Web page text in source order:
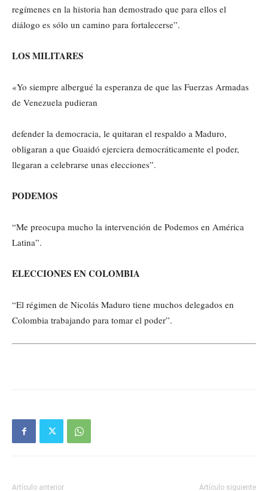
regímenes en la historia han demostrado que para ellos el
diálogo es sólo un camino para fortalecerse”.
LOS MILITARES
«Yo siempre albergué la esperanza de que las Fuerzas Armadas
de Venezuela pudieran
defender la democracia, le quitaran el respaldo a Maduro,
obligaran a que Guaidó ejerciera democráticamente el poder,
llegaran a celebrarse unas elecciones”.
PODEMOS
“Me preocupa mucho la intervención de Podemos en América
Latina”.
ELECCIONES EN COLOMBIA
“El régimen de Nicolás Maduro tiene muchos delegados en
Colombia trabajando para tomar el poder”.
Artículo anterior Artículo siguiente